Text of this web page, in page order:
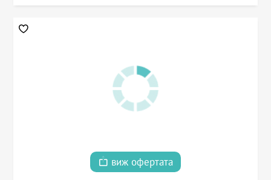
виж офертата